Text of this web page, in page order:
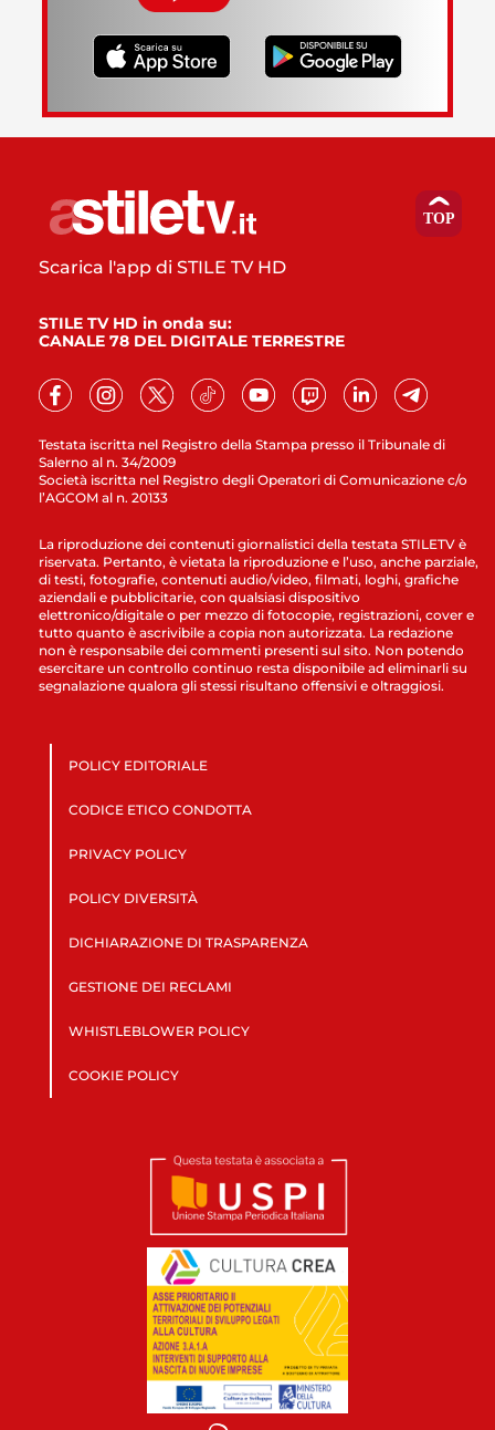
Testata iscritta nel Registro della Stampa presso il Tribunale di
Salerno al n. 34/2009
Società iscritta nel Registro degli Operatori di Comunicazione c/o
l’AGCOM al n. 20133
Scarica l'app di STILE TV HD
STILE TV HD in onda su:
CANALE 78 DEL DIGITALE TERRESTRE
La riproduzione dei contenuti giornalistici della testata STILETV è
riservata. Pertanto, è vietata la riproduzione e l’uso, anche parziale,
di testi, fotografie, contenuti audio/video, filmati, loghi, grafiche
aziendali e pubblicitarie, con qualsiasi dispositivo
elettronico/digitale o per mezzo di fotocopie, registrazioni, cover e
tutto quanto è ascrivibile a copia non autorizzata. La redazione
non è responsabile dei commenti presenti sul sito. Non potendo
esercitare un controllo continuo resta disponibile ad eliminarli su
segnalazione qualora gli stessi risultano offensivi e oltraggiosi.
POLICY EDITORIALE
CODICE ETICO CONDOTTA
PRIVACY POLICY
POLICY DIVERSITÀ
DICHIARAZIONE DI TRASPARENZA
GESTIONE DEI RECLAMI
WHISTLEBLOWER POLICY
COOKIE POLICY